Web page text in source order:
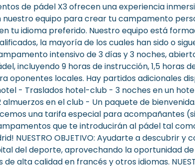
de pádel X3 ofrecen una experiencia
equipo para crear tu campamento
tu idioma preferido. Nuestro equipo está
la mayoría de los cuales han sido o
intensivo de 3 días y 3 noches,
incluyendo 9 horas de instrucción, 1,5 horas
oponentes locales. Hay partidos adicionales
- Traslados hotel-club - 3 noches en un
almuerzos en el club - Un paquete de
una tarifa especial para acompañantes
que te introducirán al pádel tal
NUESTRO OBJETIVO: Ayudarte a descubrir
del deporte, aprovechando la oportunidad
alta calidad en francés y otros idiomas.